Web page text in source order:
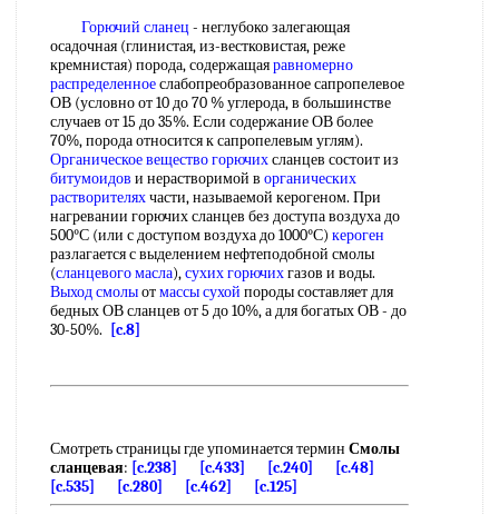
Горючий сланец - неглубоко залегающая
осадочная (глинистая, из-вестковистая, реже
кремнистая) порода, содержащаяравномерно
распределенноеслабопреобразованное сапропелевое
ОВ (условно от 10 до 70 % углерода, в большинстве
случаев от 15 до 35%. Если содержание ОВ более
70%, порода относится к сапропелевым углям).
Органическое вещество горючихсланцев состоит из
битумоидов и нерастворимой в органических
растворителяхчасти, называемой керогеном. При
нагревании горючих сланцев без доступа воздуха до
500°С (или с доступом воздуха до 1000°С) кероген
разлагается с выделением нефтеподобной смолы
(сланцевого масла),сухих горючихгазов и воды.
Выход смолыотмассы сухой породы составляет для
бедных ОВ сланцев от 5 до 10%, а для богатых ОВ - до
30-50%.
[c.8]
Смотреть страницы где упоминается термин Смолы
сланцевая: [c.238] [c.433] [c.240]
[c.48]
[c.535]
[c.280] [c.462] [c.125]